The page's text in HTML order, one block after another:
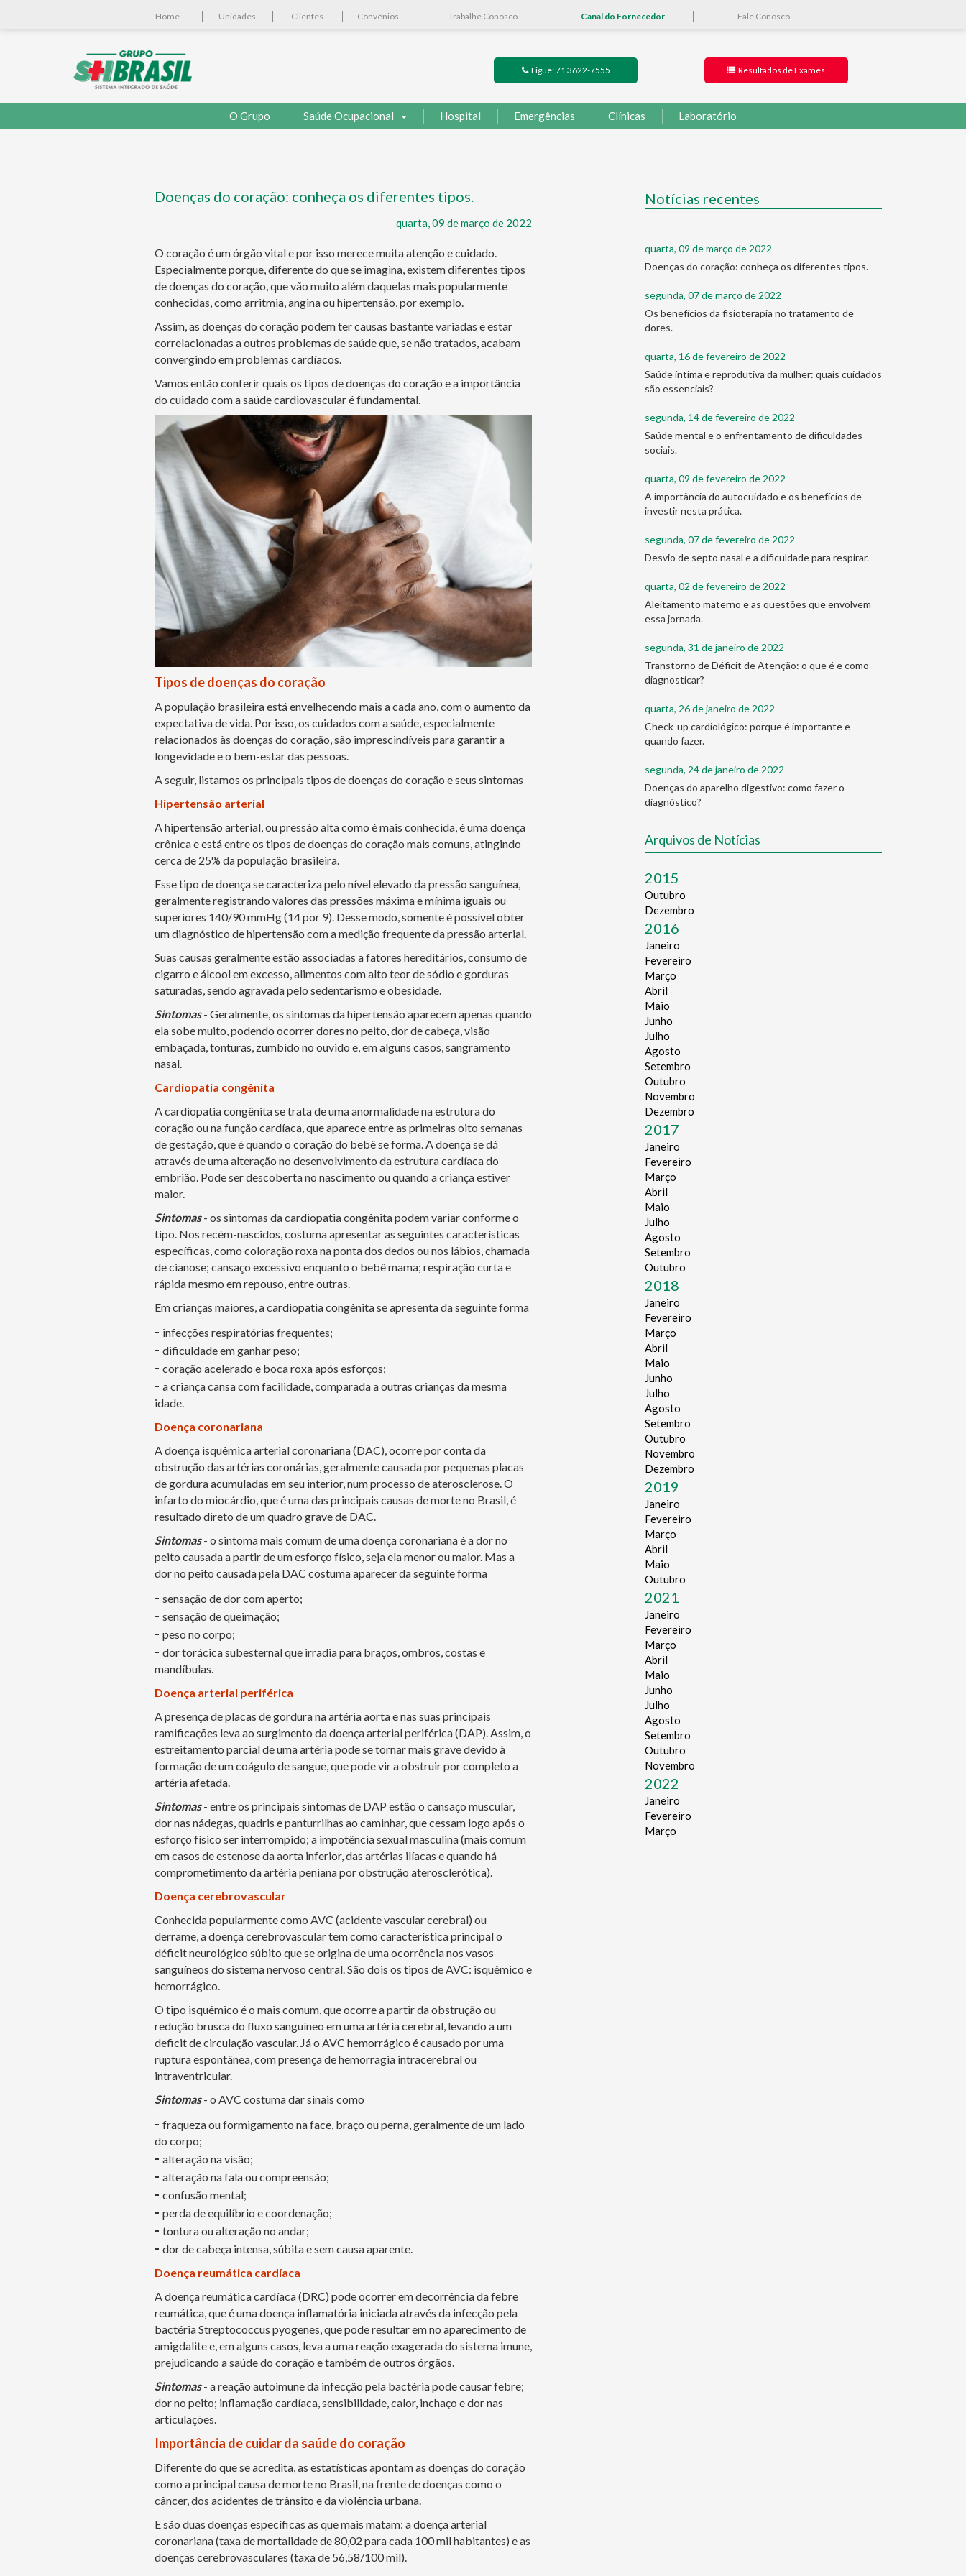
Home Unidades Clientes Convênios Trabalhe Conosco Canal do Fornecedor Fale Conosco
Ligue: 71 3622-7555 Resultados de Exames
O Grupo Saúde Ocupacional Hospital Emergências Clínicas Laboratório
Doenças do coração: conheça os diferentes tipos.
quarta, 09 de março de 2022
O coração é um órgão vital e por isso merece muita atenção e cuidado.
Especialmente porque, diferente do que se imagina, existem diferentes tipos
de doenças do coração, que vão muito além daquelas mais popularmente
conhecidas, como arritmia, angina ou hipertensão, por exemplo.
Assim, as doenças do coração podem ter causas bastante variadas e estar
correlacionadas a outros problemas de saúde que, se não tratados, acabam
convergindo em problemas cardíacos.
Vamos então conferir quais os tipos de doenças do coração e a importância
do cuidado com a saúde cardiovascular é fundamental.
Tipos de doenças do coração
A população brasileira está envelhecendo mais a cada ano, com o aumento da
expectativa de vida. Por isso, os cuidados com a saúde, especialmente
relacionados às doenças do coração, são imprescindíveis para garantir a
longevidade e o bem-estar das pessoas.
A seguir, listamos os principais tipos de doenças do coração e seus sintomas
Hipertensão arterial
A hipertensão arterial, ou pressão alta como é mais conhecida, é uma doença
crônica e está entre os tipos de doenças do coração mais comuns, atingindo
cerca de 25% da população brasileira.
Esse tipo de doença se caracteriza pelo nível elevado da pressão sanguínea,
geralmente registrando valores das pressões máxima e mínima iguais ou
superiores 140/90 mmHg (14 por 9). Desse modo, somente é possível obter
um diagnóstico de hipertensão com a medição frequente da pressão arterial.
Suas causas geralmente estão associadas a fatores hereditários, consumo de
cigarro e álcool em excesso, alimentos com alto teor de sódio e gorduras
saturadas, sendo agravada pelo sedentarismo e obesidade.
Sintomas- Geralmente, os sintomas da hipertensão aparecem apenas quando
ela sobe muito, podendo ocorrer dores no peito, dor de cabeça, visão
embaçada, tonturas, zumbido no ouvido e, em alguns casos, sangramento
nasal.
Cardiopatia congênita
A cardiopatia congênita se trata de uma anormalidade na estrutura do
coração ou na função cardíaca, que aparece entre as primeiras oito semanas
de gestação, que é quando o coração do bebê se forma. A doença se dá
através de uma alteração no desenvolvimento da estrutura cardíaca do
embrião. Pode ser descoberta no nascimento ou quando a criança estiver
maior.
Sintomas- os sintomas da cardiopatia congênita podem variar conforme o
tipo. Nos recém-nascidos, costuma apresentar as seguintes características
específicas, como coloração roxa na ponta dos dedos ou nos lábios, chamada
de cianose; cansaço excessivo enquanto o bebê mama; respiração curta e
rápida mesmo em repouso, entre outras.
Em crianças maiores, a cardiopatia congênita se apresenta da seguinte forma
- infecções respiratórias frequentes;
- dificuldade em ganhar peso;
- coração acelerado e boca roxa após esforços;
- a criança cansa com facilidade, comparada a outras crianças da mesma
idade.
Doença coronariana
A doença isquêmica arterial coronariana (DAC), ocorre por conta da
obstrução das artérias coronárias, geralmente causada por pequenas placas
de gordura acumuladas em seu interior, num processo de aterosclerose. O
infarto do miocárdio, que é uma das principais causas de morte no Brasil, é
resultado direto de um quadro grave de DAC.
Sintomas- o sintoma mais comum de uma doença coronariana é a dor no
peito causada a partir de um esforço físico, seja ela menor ou maior. Mas a
dor no peito causada pela DAC costuma aparecer da seguinte forma
- sensação de dor com aperto;
- sensação de queimação;
- peso no corpo;
- dor torácica subesternal que irradia para braços, ombros, costas e
mandíbulas.
Doença arterial periférica
A presença de placas de gordura na artéria aorta e nas suas principais
ramificações leva ao surgimento da doença arterial periférica (DAP). Assim, o
estreitamento parcial de uma artéria pode se tornar mais grave devido à
formação de um coágulo de sangue, que pode vir a obstruir por completo a
artéria afetada.
Sintomas- entre os principais sintomas de DAP estão o cansaço muscular,
dor nas nádegas, quadris e panturrilhas ao caminhar, que cessam logo após o
esforço físico ser interrompido; a impotência sexual masculina (mais comum
em casos de estenose da aorta inferior, das artérias ilíacas e quando há
comprometimento da artéria peniana por obstrução aterosclerótica).
Doença cerebrovascular
Conhecida popularmente como AVC (acidente vascular cerebral) ou
derrame, a doença cerebrovascular tem como característica principal o
déficit neurológico súbito que se origina de uma ocorrência nos vasos
sanguíneos do sistema nervoso central. São dois os tipos de AVC: isquêmico e
hemorrágico.
O tipo isquêmico é o mais comum, que ocorre a partir da obstrução ou
redução brusca do fluxo sanguíneo em uma artéria cerebral, levando a um
deficit de circulação vascular. Já o AVC hemorrágico é causado por uma
ruptura espontânea, com presença de hemorragia intracerebral ou
intraventricular.
Sintomas- o AVC costuma dar sinais como
- fraqueza ou formigamento na face, braço ou perna, geralmente de um lado
do corpo;
- alteração na visão;
- alteração na fala ou compreensão;
- confusão mental;
- perda de equilíbrio e coordenação;
- tontura ou alteração no andar;
- dor de cabeça intensa, súbita e sem causa aparente.
Doença reumática cardíaca
A doença reumática cardíaca (DRC) pode ocorrer em decorrência da febre
reumática, que é uma doença inflamatória iniciada através da infecção pela
bactéria Streptococcus pyogenes, que pode resultar em no aparecimento de
amigdalite e, em alguns casos, leva a uma reação exagerada do sistema imune,
prejudicando a saúde do coração e também de outros órgãos.
Sintomas- a reação autoimune da infecção pela bactéria pode causar febre;
dor no peito; inflamação cardíaca, sensibilidade, calor, inchaço e dor nas
articulações.
Importância de cuidar da saúde do coração
Diferente do que se acredita, as estatísticas apontam as doenças do coração
como a principal causa de morte no Brasil, na frente de doenças como o
câncer, dos acidentes de trânsito e da violência urbana.
E são duas doenças específicas as que mais matam: a doença arterial
coronariana (taxa de mortalidade de 80,02 para cada 100 mil habitantes) e as
doenças cerebrovasculares (taxa de 56,58/100 mil).
Notícias recentes
quarta, 09 de março de 2022
Doenças do coração: conheça os diferentes tipos.
segunda, 07 de março de 2022
Os benefícios da fisioterapia no tratamento de
dores.
quarta, 16 de fevereiro de 2022
Saúde íntima e reprodutiva da mulher: quais cuidados
são essenciais?
segunda, 14 de fevereiro de 2022
Saúde mental e o enfrentamento de dificuldades
sociais.
quarta, 09 de fevereiro de 2022
A importância do autocuidado e os benefícios de
investir nesta prática.
segunda, 07 de fevereiro de 2022
Desvio de septo nasal e a dificuldade para respirar.
quarta, 02 de fevereiro de 2022
Aleitamento materno e as questões que envolvem
essa jornada.
segunda, 31 de janeiro de 2022
Transtorno de Déficit de Atenção: o que é e como
diagnosticar?
quarta, 26 de janeiro de 2022
Check-up cardiológico: porque é importante e
quando fazer.
segunda, 24 de janeiro de 2022
Doenças do aparelho digestivo: como fazer o
diagnóstico?
Arquivos de Notícias
2015
Outubro
Dezembro
2016
Janeiro
Fevereiro
Março
Abril
Maio
Junho
Julho
Agosto
Setembro
Outubro
Novembro
Dezembro
2017
Janeiro
Fevereiro
Março
Abril
Maio
Julho
Agosto
Setembro
Outubro
2018
Janeiro
Fevereiro
Março
Abril
Maio
Junho
Julho
Agosto
Setembro
Outubro
Novembro
Dezembro
2019
Janeiro
Fevereiro
Março
Abril
Maio
Outubro
2021
Janeiro
Fevereiro
Março
Abril
Maio
Junho
Julho
Agosto
Setembro
Outubro
Novembro
2022
Janeiro
Fevereiro
Março